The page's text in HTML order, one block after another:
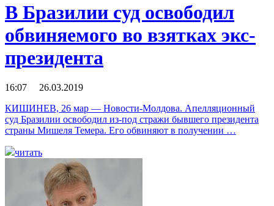
В Бразилии суд освободил
обвиняемого во взятках экс-
президента
16:07 26.03.2019
КИШИНЕВ, 26 мар — Новости-Молдова. Апелляционный
суд Бразилии освободил из-под стражи бывшего президента
страны Мишеля Темера. Его обвиняют в получении …
читать